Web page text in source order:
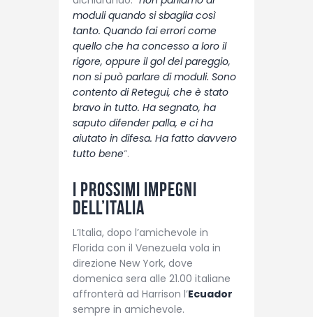
moduli quando si sbaglia così
tanto. Quando fai errori come
quello che ha concesso a loro il
rigore, oppure il gol del pareggio,
non si può parlare di moduli. Sono
contento di Retegui, che è stato
bravo in tutto. Ha segnato, ha
saputo difender palla, e ci ha
aiutato in difesa. Ha fatto davvero
tutto bene“.
I prossimi impegni
dell’Italia
L’Italia, dopo l’amichevole in
Florida con il Venezuela vola in
direzione New York, dove
domenica sera alle 21.00 italiane
affronterà ad Harrison l’Ecuador
sempre in amichevole.